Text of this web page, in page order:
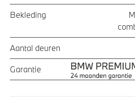
Bekleding
Aantal deuren
Garantie